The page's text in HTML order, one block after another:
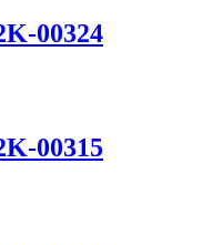
00324
00315